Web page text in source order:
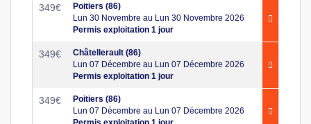
349€
Poitiers (86)
Lun 30 Novembre au Lun 30 Novembre 2026
Permis exploitation 1 jour
349€
Châtellerault (86)
Lun 07 Décembre au Lun 07 Décembre 2026
Permis exploitation 1 jour
349€
Poitiers (86)
Lun 07 Décembre au Lun 07 Décembre 2026